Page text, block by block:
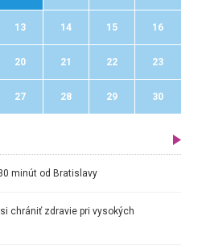
13 14 15 16
20 21 22 23
27 28 29 30
minút od Bratislavy
chrániť zdravie pri vysokých